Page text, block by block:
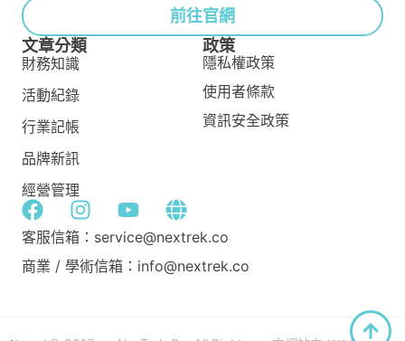
前往官網
文章分類
財務知識
活動紀錄
行業記帳
品牌新訊
經營管理
政策
隱私權政策
使用者條款
資訊安全政策
客服信箱：service@nextrek.co
商業 / 學術信箱：info@nextrek.co